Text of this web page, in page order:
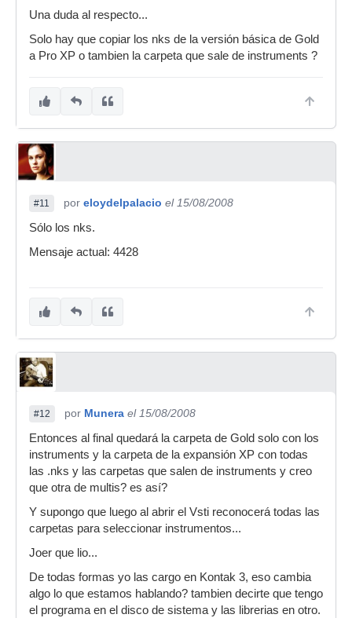
la primera carpeta y colocarlos en la segunda.
Perdón por no habérseme entendido bien.
debidamente instaladas y registradas. Primero
carpeta citada.
Y para que funcione, el VST que debes disparar
imagen)
se puede deber
Una duda al respecto...
Solo hay que copiar los nks de la versión básica de Gold
a Pro XP o tambien la carpeta que sale de instruments ?
#11 por eloydelpalacio el 15/08/2008
Sólo los nks.
Mensaje actual: 4428
#12 por Munera el 15/08/2008
Entonces al final quedará la carpeta de Gold solo con los
instruments y la carpeta de la expansión XP con todas
las .nks y las carpetas que salen de instruments y creo
que otra de multis? es así?
Y supongo que luego al abrir el Vsti reconocerá todas las
carpetas para seleccionar instrumentos...
Joer que lio...
De todas formas yo las cargo en Kontak 3, eso cambia
algo lo que estamos hablando? tambien decirte que tengo
el programa en el disco de sistema y las librerias en otro.